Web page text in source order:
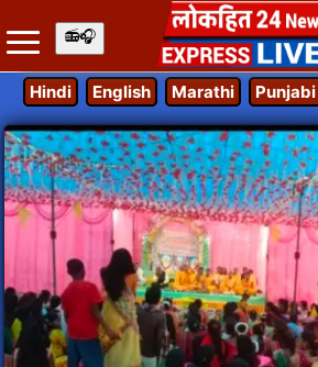
Hindi English Marathi Punjabi